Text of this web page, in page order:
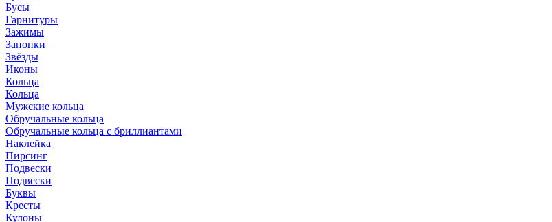
Бусы
Гарнитуры
Зажимы
Запонки
Звёзды
Иконы
Кольца
Кольца
Мужские кольца
Обручальные кольца
Обручальные кольца с бриллиантами
Наклейка
Пирсинг
Подвески
Подвески
Буквы
Кресты
Кулоны